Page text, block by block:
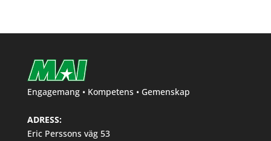
Engagemang • Kompetens • Gemenskap
ADRESS:
Eric Perssons väg 53